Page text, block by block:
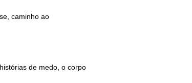
caminho ao
de medo, o corpo